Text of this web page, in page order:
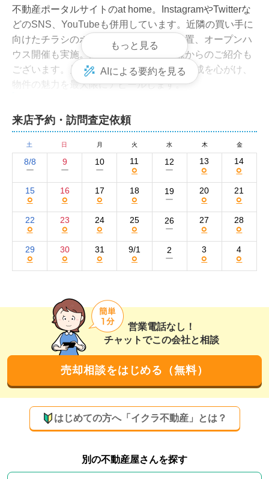
営業電話なし！
チャットでこの会社と相談
売却相談をはじめる（無料）
はじめての方へ「イクラ不動産」とは？
別の不動産屋さんを探す
来店予約・訪問査定依頼
土 日 月 火 水 木 金
8/8
ー
9
ー
10
ー
11
○
12
ー
13
○
14
○
15
○
16
○
17
○
18
○
19
ー
20
○
21
○
22
○
23
○
24
○
25
○
26
ー
27
○
28
○
29
○
30
○
31
○
9/1
○
2
ー
3
○
4
○
不動産ポータルサイトのat home。InstagramやTwitterな
どのSNS、YouTubeも併用しています。近隣の買い手に
向けたチラシのポスティングや看板の設置、オープンハ
ウス開催も実施。お取引のあったお客様からのご紹介も
ございます。見やすく分かりやすい広告作成を心がけ、
物件の魅力を最大限にアピールします。
って対応いたします！オンライン相談も可能で
す
弊社の強みは、女性スタッフが中心となって活躍してい
る点です。地域を熟知した地元出身のスタッフが、分か
りやすい説明ときめ細やかな対応を心がけ、お客様のご
要望をしっかりとお伺いして親身になって対応いたしま
す。税理士や司法書士といった各種士業とも提携してい
るため、任意売却や離婚問題といった法務の知識が必要
な案件もお任せください。高齢者施設のご紹介サービス
もございます。
オンラインでのご相談や駅までの送迎も可能です。どの
ような物件でも、不動産に関することならお気軽にご相
談ください。
もっと見る
AIによる要約を見る